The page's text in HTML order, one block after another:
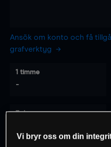
Ansök om konto och få
grafverktyg
1 timme
-
7 dagar
Vi bryr oss om din